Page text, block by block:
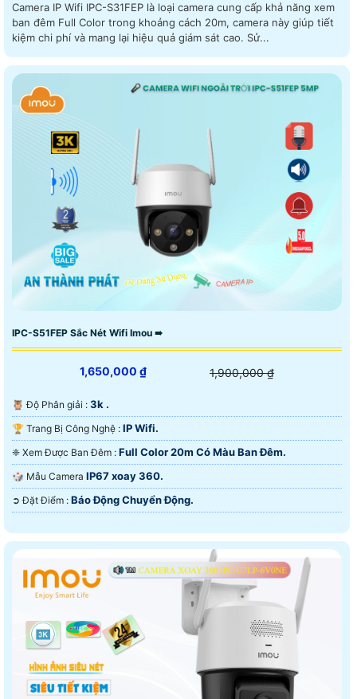
Camera IP Wifi IPC-S31FEP là loại camera cung cấp khả năng xem
ban đêm Full Color trong khoảng cách 20m, camera này giúp tiết
kiệm chi phí và mang lại hiệu quả giám sát cao. Sử...
IPC-S51FEP Sắc Nét Wifi Imou ➠
1,650,000 ₫ 1,900,000 ₫
🦉 Độ Phân giải : 3k .
🏆 Trang Bị Công Nghệ : IP Wifi.
❈ Xem Được Ban Đêm : Full Color 20m Có Màu Ban Ðêm.
🎲 Mẫu Camera IP67 xoay 360.
️➲ Đặt Điểm : Báo Động Chuyển Động.